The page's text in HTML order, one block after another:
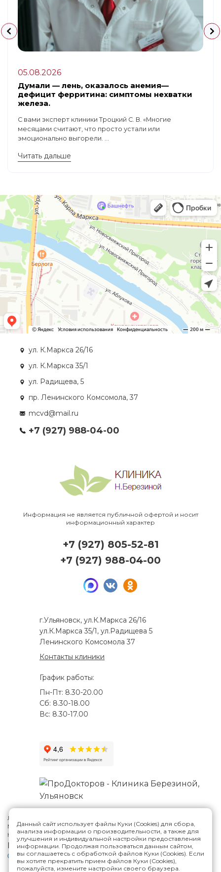
05.08.2026
Думали — лень, оказалось анемия—
дефицит ферритина: симптомы нехватки
железа.
С вами эксперт клиники Троцкий С. В. «Многие
месяцами считают, что просто устали или
эмоционально выгорели. ...
Читать дальше
ул. К.Маркса 26/16
ул. К.Маркса 35/1
ул. Радищева, 5
пр. Ленинского Комсомола, 37
mcvd@mail.ru
+7 (927) 988-04-00
Информация не является публичной офертой и носит
информационный характер
г.Ульяновск, ул.К.Маркса 26/16
ул.К.Маркса 35/1, ул.Радищева 5
Ленинского Комсомола 37
Контакты клиники
График работы:
Пн-Пт: 8.30-20.00
Сб: 8.30-18.00
Вс: 8.30-17.00
+7 (927) 805-52-81
+7 (927) 988-04-00
Лицензия №Л041-01188-73/00287807
Многопрофильная клиника Н.Березиной в Ульяновске © 2026
Карта сайта
Версия сайта для слабовидящих
Политика конфиденциальности
Данный сайт использует файлы Куки (Cookies) для сбора,
анализа информации о производительности, а также для
улучшения и индивидуальной настройки предоставления
информации. Продолжая пользоваться данным сайтом,
вы соглашаетесь с обработкой файлов Куки (Cookies). Если
вы хотите прекратить прием файлов Куки (Cookies),
пожалуйста, измените настройки своего браузера.